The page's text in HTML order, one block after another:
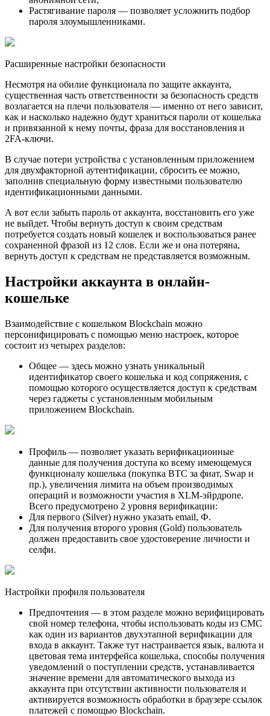
Растягивание пароля — позволяет усложнить подбор
пароля злоумышленниками.
Расширенные настройки безопасности
Несмотря на обилие функционала по защите аккаунта,
существенная часть ответственности за безопасность средств
возлагается на плечи пользователя — именно от него зависит,
как и насколько надежно будут храниться пароли от кошелька
и привязанной к нему почты, фраза для восстановления и
2FA-ключи.
В случае потери устройства с установленным приложением
для двухфакторной аутентификации, сбросить ее можно,
заполнив специальную форму известными пользователю
идентификационными данными.
А вот если забыть пароль от аккаунта, восстановить его уже
не выйдет. Чтобы вернуть доступ к своим средствам
потребуется создать новый кошелек и воспользоваться ранее
сохраненной фразой из 12 слов. Если же и она потеряна,
вернуть доступ к средствам не представляется возможным.
Настройки аккаунта в онлайн-
кошельке
Взаимодействие с кошельком Blockchain можно
персонифицировать с помощью меню настроек, которое
состоит из четырех разделов:
Общее — здесь можно узнать уникальный
идентификатор своего кошелька и код сопряжения, с
помощью которого осуществляется доступ к средствам
через гаджеты с установленным мобильным
приложением Blockchain.
Профиль — позволяет указать верификационные
данные для получения доступа ко всему имеющемуся
функционалу кошелька (покупка BTC за фиат, Swap и
пр.), увеличения лимита на объем производимых
операций и возможности участия в XLM-эйрдропе.
Всего предусмотрено 2 уровня верификации:
Для первого (Silver) нужно указать email, Ф.
Для получения второго уровня (Gold) пользователь
должен предоставить свое удостоверение личности и
селфи.
Настройки профиля пользователя
Предпочтения — в этом разделе можно верифицировать
свой номер телефона, чтобы использовать коды из СМС
как один из вариантов двухэтапной верификации для
входа в аккаунт. Также тут настраивается язык, валюта и
цветовая тема интерфейса кошелька, способы получения
уведомлений о поступлении средств, устанавливается
значение времени для автоматического выхода из
аккаунта при отсутствии активности пользователя и
активируется возможность обработки в браузере ссылок
платежей с помощью Blockchain.